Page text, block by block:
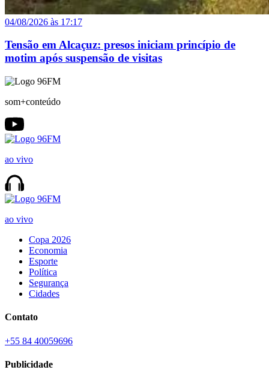
04/08/2026 às 17:17
Tensão em Alcaçuz: presos iniciam princípio de
motim após suspensão de visitas
som+conteúdo
ao vivo
ao vivo
Copa 2026
Economia
Esporte
Política
Segurança
Cidades
Contato
+55 84 40059696
Publicidade